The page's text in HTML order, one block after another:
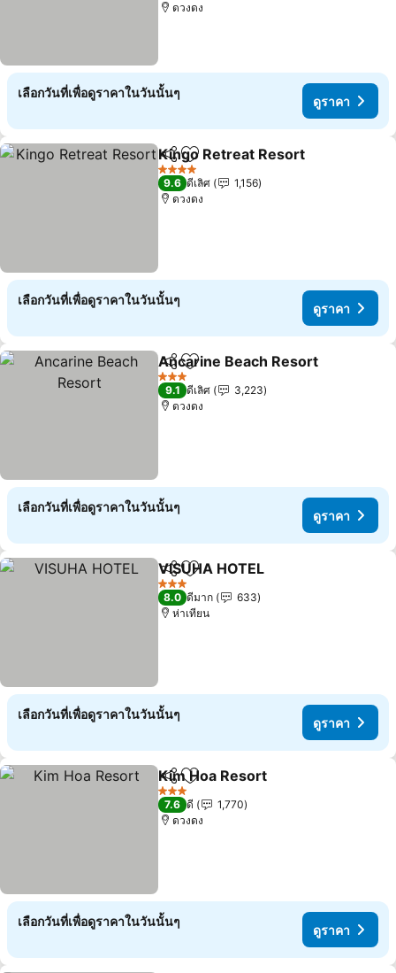
ดวงดง
เลือกวันที่เพื่อดูราคาในวันนั้นๆ
ดูราคา
แชร์ เพิ่มในรายการโปรด
Kingo Retreat Resort
4 ดาว
9.6 ดีเลิศ
1,156
ดวงดง
เลือกวันที่เพื่อดูราคาในวันนั้นๆ
ดูราคา
แชร์ เพิ่มในรายการโปรด
Ancarine Beach Resort
3 ดาว
9.1 ดีเลิศ
3,223
ดวงดง
เลือกวันที่เพื่อดูราคาในวันนั้นๆ
ดูราคา
แชร์ เพิ่มในรายการโปรด
VISUHA HOTEL
3 ดาว
8.0 ดีมาก
633
ห่าเทียน
เลือกวันที่เพื่อดูราคาในวันนั้นๆ
ดูราคา
แชร์ เพิ่มในรายการโปรด
Kim Hoa Resort
3 ดาว
7.6 ดี
1,770
ดวงดง
เลือกวันที่เพื่อดูราคาในวันนั้นๆ
ดูราคา